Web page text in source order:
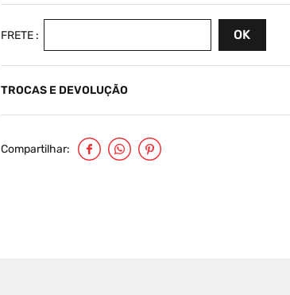
TROCAS E DEVOLUÇÃO
Compartilhar